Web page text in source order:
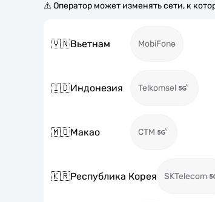
⚠️ Оператор может изменять сети, к
🇻🇳Вьетнам MobiFone
🇮🇩Индонезия Telkomsel
🇲🇴Макао CTM
🇰🇷Республика Корея SKTelecom